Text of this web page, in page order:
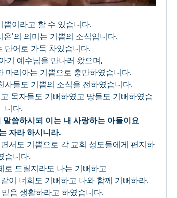
쁨이라고 할 수 있습니다.
'의 의미는 기쁨의 소식입니다.
단어로 가득 차있습니다.
기 예수님을 만나러 왔으며,
마리아는 기쁨으로 충만하였습니다.
사들도 기쁨의 소식을 전하였습니다.
목자들도 기뻐하였고 땅들도 기뻐하였습
니다.
씀하시되 이는 내 사랑하는 아들이요
자라 하시니라.
서도 기쁨으로 각 교회 성도들에게 편지하
습니다.
로 드릴지라도 나는 기뻐하고
이 너희도 기뻐하고 나와 함께 기뻐하라.
음 생활하라고 하였습니다.